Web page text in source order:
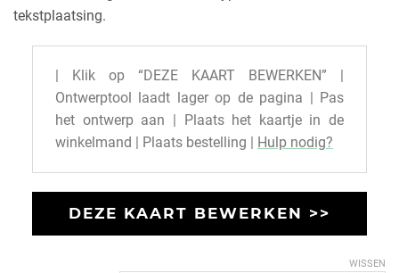
tekstplaatsing.
| Klik op “DEZE KAART BEWERKEN” |
Ontwerptool laadt lager op de pagina | Pas
het ontwerp aan | Plaats het kaartje in de
winkelmand | Plaats bestelling |
Hulp nodig?
DEZE KAART BEWERKEN >>
WISSEN